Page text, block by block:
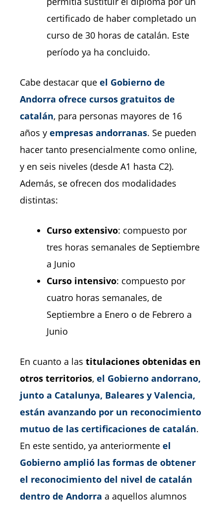
certificado de haber completado un
curso de 30 horas de catalán. Este
período ya ha concluido.
Cabe destacar que el Gobierno de
Andorra ofrece cursos gratuitos de
catalán, para personas mayores de 16
años y empresas andorranas. Se pueden
hacer tanto presencialmente como online,
y en seis niveles (desde A1 hasta C2).
Además, se ofrecen dos modalidades
distintas:
Curso extensivo: compuesto por
tres horas semanales de Septiembre
a Junio
Curso intensivo: compuesto por
cuatro horas semanales, de
Septiembre a Enero o de Febrero a
Junio
En cuanto a las titulaciones obtenidas en
otros territorios, el Gobierno andorrano,
junto a Catalunya, Baleares y Valencia,
están avanzando por un reconocimiento
mutuo de las certificaciones de catalán.
En este sentido, ya anteriormente el
Gobierno amplió las formas de obtener
el reconocimiento del nivel de catalán
dentro de Andorra a aquellos alumnos